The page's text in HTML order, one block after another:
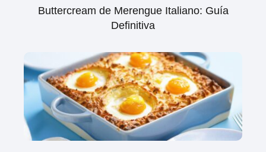
Buttercream de Merengue Italiano: Guía
Definitiva